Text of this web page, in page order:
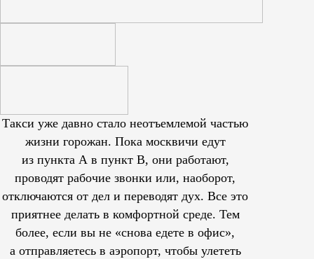
Такси уже давно стало неотъемлемой частью
жизни горожан. Пока москвичи едут
из пункта А в пункт В, они работают,
проводят рабочие звонки или, наоборот,
отключаются от дел и переводят дух. Все это
приятнее делать в комфортной среде. Тем
более, если вы не «снова едете в офис»,
а отправляетесь в аэропорт, чтобы улететь